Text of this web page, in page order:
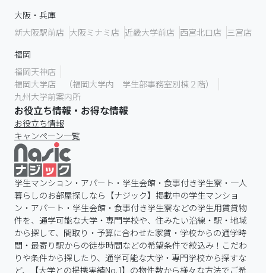
大阪・兵庫
新大阪駅前店 大阪ミナミ店 近畿大学前店 西宮北口店 三宮店
福岡
福岡天神店
福岡大学店 （福岡大学内 学生部事務室別棟２階）
九州大学前案内所
お役立ち情報・お得な情報
お役立ち情報
キャンペーン一覧
学生マンション・アパート・学生会館・食事付き学生寮・一人
暮らしのお部屋探しなら【ナジック】掲載中の学生マンショ
ン・アパート・学生会館・食事付き学生寮などの学生用賃貸物
件を、通学可能な大学・専門学校や、住みたい沿線・駅・地域
から探して、間取り・予算に合わせた家賃・学校からの通学時
間・最寄り駅からの徒歩時間などの希望条件で絞込み！こだわ
りや条件から探したり、通学可能な大学・専門学校から探すな
ど、【大学との提携実績No.1】の物件数から様々な方法でご希